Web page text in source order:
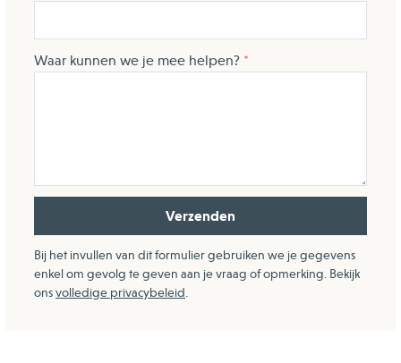
Waar kunnen we je mee helpen?
Verzenden
Bij het invullen van dit formulier gebruiken we je gegevens
enkel om gevolg te geven aan je vraag of opmerking. Bekijk
onsvolledige privacybeleid.